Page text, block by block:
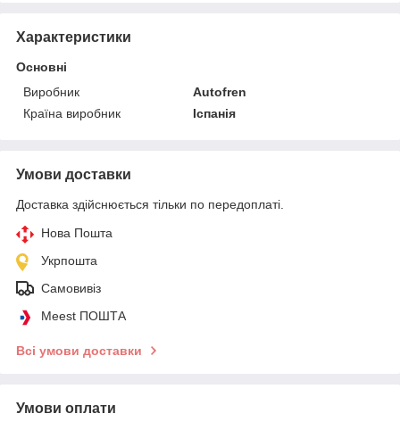
Характеристики
Основні
Виробник
Autofren
Країна виробник
Іспанія
Умови доставки
Доставка здійснюється тільки по передоплаті.
Нова Пошта
Укрпошта
Самовивіз
Meest ПОШТА
Всі умови доставки
Умови оплати